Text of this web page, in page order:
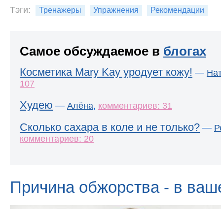
Тэги: Тренажеры Упражнения Рекомендации
Самое обсуждаемое в блогах
Косметика Mary Kay уродует кожу! —
107
Худею — Алёна, комментариев: 31
Сколько сахара в коле и не только? —
комментариев: 20
Причина обжорства - в